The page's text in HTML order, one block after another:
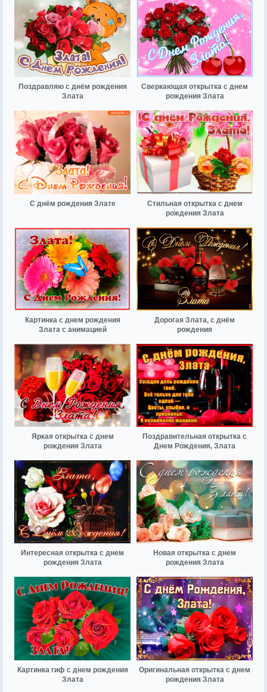
Поздравляю с днём рождения
Злата
Сверкающая открытка с днем
рождения Злата
С днём рождения Злате
Стильная открытка с днем
рождения Злата
Картинка с днем рождения
Злата с анимацией
Дорогая Злата, с днём
рождения
Яркая открытка с днем
рождения Злата
Поздравительная открытка с
Днем Рождения, Злата
Интересная открытка с днем
рождения Злата
Новая открытка с днем
рождения Злата
Картинка гиф с днем рождения
Злата
Оригинальная открытка с днем
рождения Злата